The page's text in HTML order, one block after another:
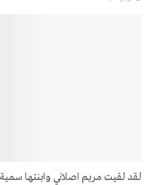
لقد لقيت مريم اصلاني وابنتها